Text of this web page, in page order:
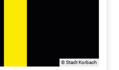
© Stadt Korbach